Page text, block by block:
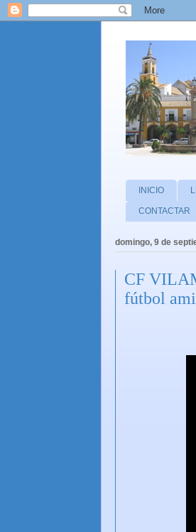
INICIO
CONTACTAR
domingo, 9 de
CF
fútbol